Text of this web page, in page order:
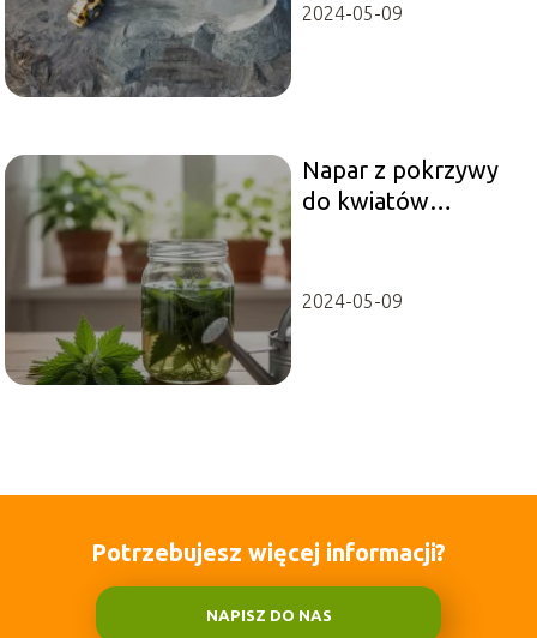
2024-05-09
Napar z pokrzywy
do kwiatów
2024-05-09
Potrzebujesz więcej informacji?
NAPISZ DO NAS